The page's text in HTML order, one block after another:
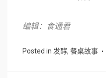
编辑：食通君
Posted in 发酵, 餐桌故事